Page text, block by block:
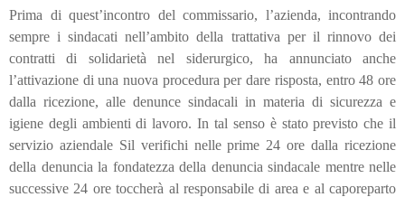
Prima di quest’incontro del commissario, l’azienda, incontrando
sempre i sindacati nell’ambito della trattativa per il rinnovo dei
contratti di solidarietà nel siderurgico, ha annunciato anche
l’attivazione di una nuova procedura per dare risposta, entro 48 ore
dalla ricezione, alle denunce sindacali in materia di sicurezza e
igiene degli ambienti di lavoro. In tal senso è stato previsto che il
servizio aziendale Sil verifichi nelle prime 24 ore dalla ricezione
della denuncia la fondatezza della denuncia sindacale mentre nelle
successive 24 ore toccherà al responsabile di area e al caporeparto